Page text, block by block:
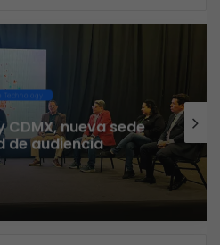
Technology
nueva sede
de audiencia